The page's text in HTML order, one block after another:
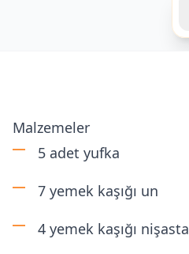
Malzemeler
5 adet yufka
7 yemek kaşığı un
4 yemek kaşığı nişasta